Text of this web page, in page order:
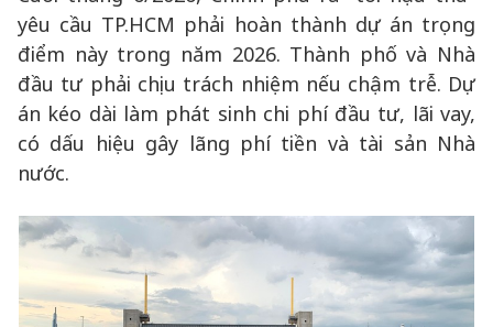
yêu cầu TP.HCM phải hoàn thành dự án trọng
điểm này trong năm 2026. Thành phố và Nhà
đầu tư phải chịu trách nhiệm nếu chậm trễ. Dự
án kéo dài làm phát sinh chi phí đầu tư, lãi vay,
có dấu hiệu gây lãng phí tiền và tài sản Nhà
nước.